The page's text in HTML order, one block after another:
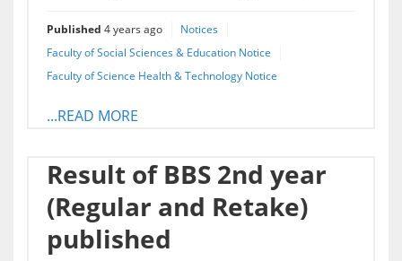
Published 4 years ago
Notices
Faculty of Social Sciences & Education Notice
Faculty of Science Health & Technology Notice
...READ MORE
Result of BBS 2nd year
(Regular and Retake)
published